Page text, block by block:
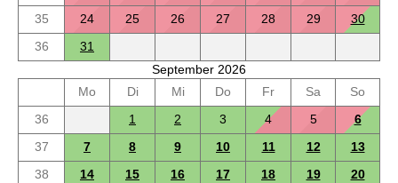
35
24 25 26 27 28 29
30
36
31
September 2026
Mo
Di Mi Do Fr Sa
So
36
1 2 3 4 5
6
37
7 8 9 10 11 12
13
38
14 15 16 17 18 19
20